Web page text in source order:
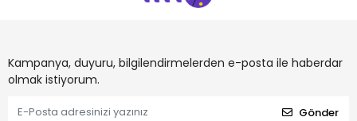
Kampanya, duyuru, bilgilendirmelerden e-posta ile haberdar
olmak istiyorum.
Gönder